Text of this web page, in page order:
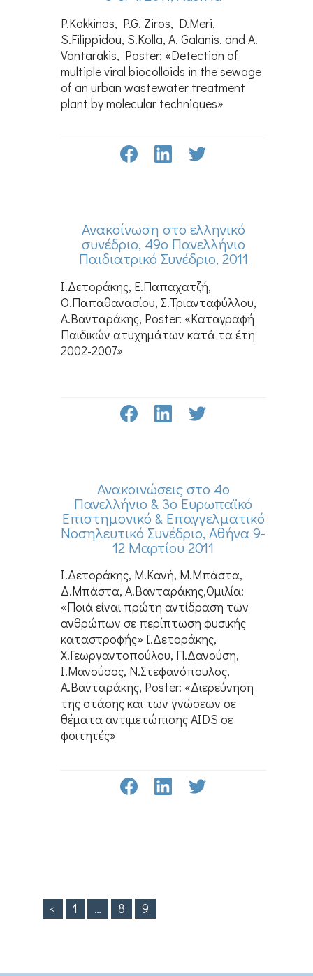
P.Kokkinos, P.G. Ziros, D.Meri,
S.Filippidou, S.Kolla, A. Galanis. and A.
Vantarakis, Poster: «Detection of
multiple viral biocolloids in the sewage
of an urban wastewater treatment
plant by molecular techniques»
Ανακοίνωση στο ελληνικό
συνέδριο, 49ο Πανελλήνιο
Παιδιατρικό Συνέδριο, 2011
Ι.Δετοράκης, Ε.Παπαχατζή,
Ο.Παπαθανασίου, Σ.Τριανταφύλλου,
Α.Βανταράκης, Poster: «Καταγραφή
Παιδικών ατυχημάτων κατά τα έτη
2002-2007»
Ανακοινώσεις στο 4ο
Πανελλήνιο & 3ο Ευρωπαϊκό
Επιστημονικό & Επαγγελματικό
Νοσηλευτικό Συνέδριο, Αθήνα 9-
12 Μαρτίου 2011
Ι.Δετοράκης, Μ.Κανή, Μ.Μπάστα,
Δ.Μπάστα, Α.Βανταράκης,Ομιλία:
«Ποιά είναι πρώτη αντίδραση των
ανθρώπων σε περίπτωση φυσικής
καταστροφής» Ι.Δετοράκης,
Χ.Γεωργαντοπούλου, Π.Δανούση,
Ι.Μανούσος, Ν.Στεφανόπουλος,
Α.Βανταράκης, Poster: «Διερεύνηση
της στάσης και των γνώσεων σε
θέματα αντιμετώπισης AIDS σε
φοιτητές»
< 1 … 8 9